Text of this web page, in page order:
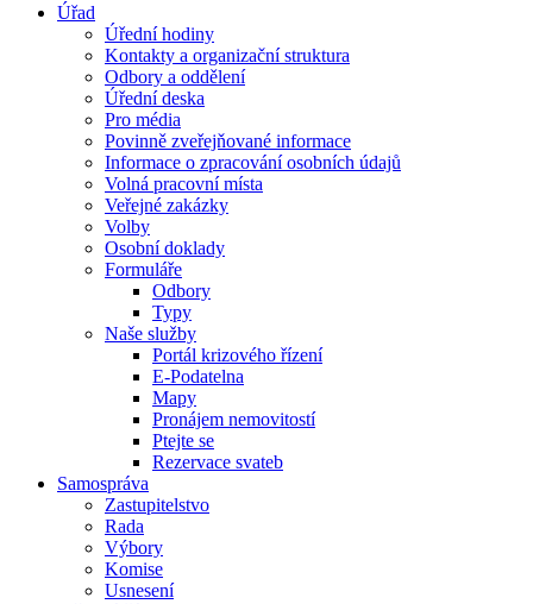
Úřad
Úřední hodiny
Kontakty a organizační struktura
Odbory a oddělení
Úřední deska
Pro média
Povinně zveřejňované informace
Informace o zpracování osobních údajů
Volná pracovní místa
Veřejné zakázky
Volby
Osobní doklady
Formuláře
Odbory
Typy
Naše služby
Portál krizového řízení
E-Podatelna
Mapy
Pronájem nemovitostí
Ptejte se
Rezervace svateb
Samospráva
Zastupitelstvo
Rada
Výbory
Komise
Usnesení